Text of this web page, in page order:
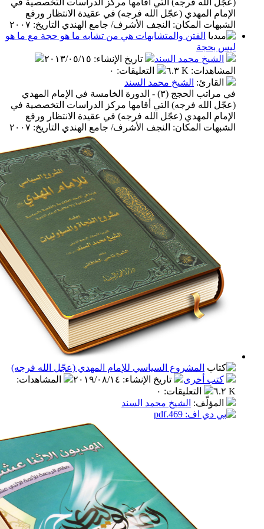
المهدي (عجّل الله فرجه) في عقيدة الانتظار ورفع
المكان: النجف الأشرف/ جامع الهندي التاريخ: ٢٠٠٧
الفتن والمتشابهات هي من تشابه ما هو حجة مع ما هو
محمد السند
تاريخ الإنشاء :٢٠١٣/٠٥/١٥
٦.٣ K التعليقات:٠
الشيخ محمد السند
في مراتب الحجج (٣) - الدورة الخامسة في الإمام المهدي
فرجه) التي أقامها مركز الدراسات التخصصية في
المهدي (عجّل الله فرجه) في عقيدة الانتظار ورفع
المكان: النجف الأشرف/ جامع الهندي التاريخ: ٢٠٠٧
المشروع السياسي للإمام المهدي (عجّل الله فرجه)
أخرى
تاريخ الإنشاء :٢٠١٩/٠٨/١٤ المشاهدات:
التعليقات:٠
الشيخ محمد السند